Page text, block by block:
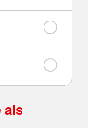
als